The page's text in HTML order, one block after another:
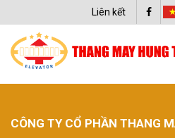
Liên kết
CÔNG TY CỔ PHẦN THANG